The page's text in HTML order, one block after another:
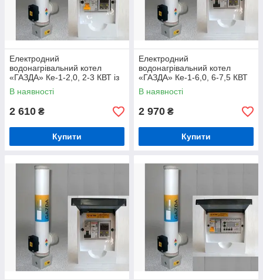
Електродний
водонагрівальний котел
«ГАЗДА» Ке-1-2,0, 2-3 КВТ із
комплектом автоматики
В наявності
2 610 ₴
Купити
Електродний
водонагрівальний котел
«ГАЗДА» Ке-1-6,0, 6-7,5 КВТ
із комплектом автоматики
В наявності
2 970 ₴
Купити